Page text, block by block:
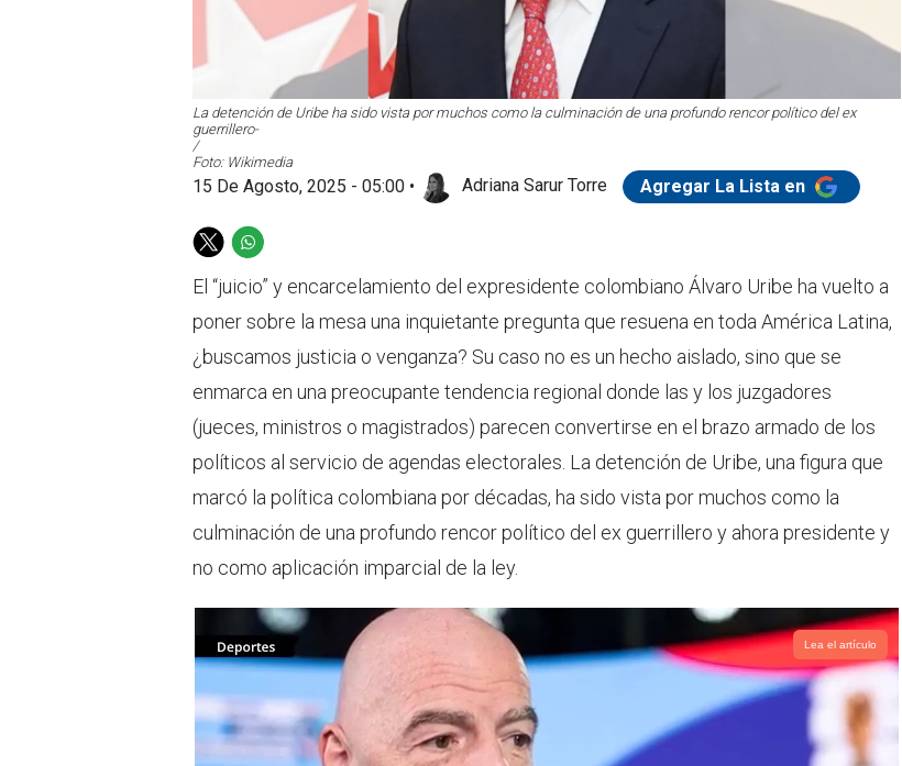
La detención de Uribe ha sido vista por muchos como la culminación de una profundo rencor político del ex
guerrillero-
/
Foto: Wikimedia
15 De Agosto, 2025 - 05:00 • Adriana Sarur Torre Agregar La Lista en
T
w
t
e
r
W
h
a
t
a
p
El “juicio” y encarcelamiento del expresidente colombiano Álvaro Uribe ha vuelto a
poner sobre la mesa una inquietante pregunta que resuena en toda América Latina,
¿buscamos justicia o venganza? Su caso no es un hecho aislado, sino que se
enmarca en una preocupante tendencia regional donde las y los juzgadores
(jueces, ministros o magistrados) parecen convertirse en el brazo armado de los
políticos al servicio de agendas electorales. La detención de Uribe, una figura que
marcó la política colombiana por décadas, ha sido vista por muchos como la
culminación de una profundo rencor político del ex guerrillero y ahora presidente y
no como aplicación imparcial de la ley.
Lea el artículo